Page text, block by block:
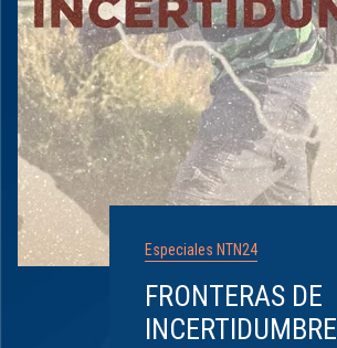
Especiales NTN24
FRONTERAS DE
INCERTIDUMBRE